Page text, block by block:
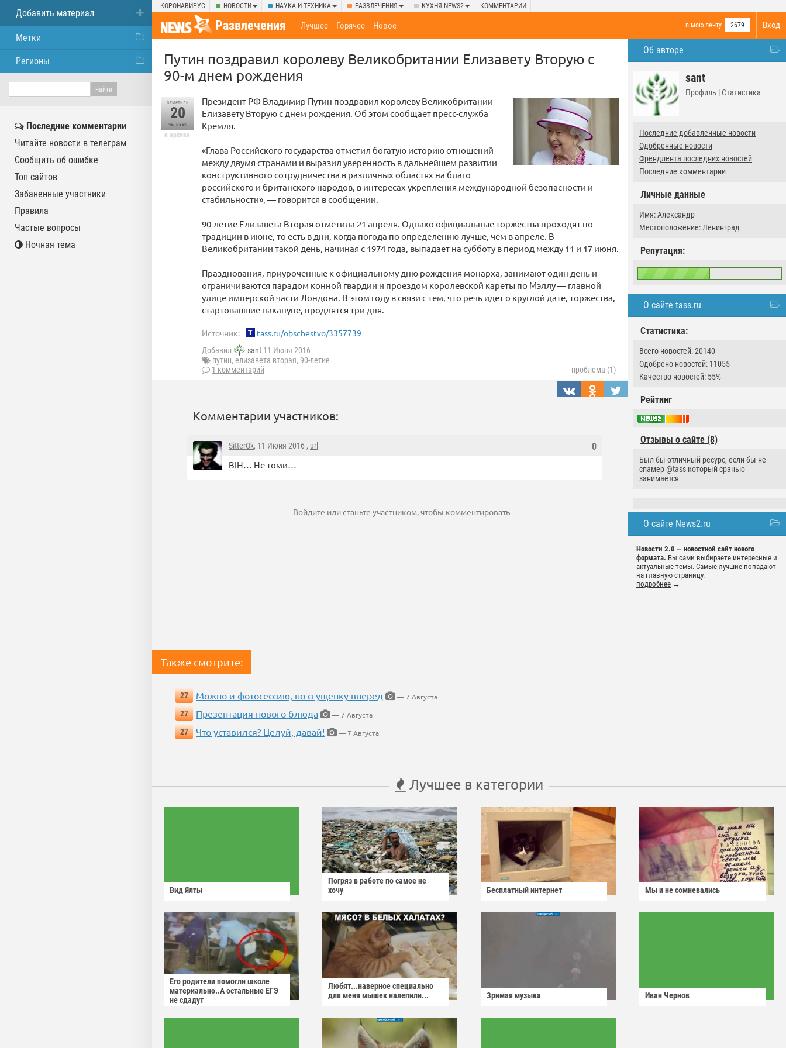
КОРОНАВИРУС НОВОСТИ НАУКА И ТЕХНИКА РАЗВЛЕЧЕНИЯ КУХНЯ NEWS2 КОММЕНТАРИИ
Вход
Развлечения в мою ленту 2679
Лучшее Горячее Новое
Об авторе
sant
Профиль | Статистика
Последние добавленные новости
Одобренные новости
Френдлента последних новостей
Последние комментарии
Личные данные
Имя: Александр
Местоположение: Ленинград
Репутация:
О сайте tass.ru
Статистика:
Всего новостей: 20140
Одобрено новостей: 11055
Качество новостей: 55%
Рейтинг
Отзывы о сайте (8)
Был бы отличный ресурс, если бы не
спамер @tass который сранью
занимается
О сайте News2.ru
Новости 2.0 — новостной сайт нового
формата. Вы сами выбираете интересные и
актуальные темы. Самые лучшие попадают
на главную страницу.
подробнее →
Путин поздравил королеву Великобритании Елизавету Вторую с
90-м днем рождения
отметили
20
человек
в архиве
Президент РФ Владимир Путин поздравил королеву Великобритании
Елизавету Вторую с днем рождения. Об этом сообщает пресс-служба
Кремля.
«Глава Российского государства отметил богатую историю отношений
между двумя странами и выразил уверенность в дальнейшем развитии
конструктивного сотрудничества в различных областях на благо
российского и британского народов, в интересах укрепления международной безопасности и
стабильности», — говорится в сообщении.
90-летие Елизавета Вторая отметила 21 апреля. Однако официальные торжества проходят по
традиции в июне, то есть в дни, когда погода по определению лучше, чем в апреле. В
Великобритании такой день, начиная с 1974 года, выпадает на субботу в период между 11 и 17 июня.
Празднования, приуроченные к официальному дню рождения монарха, занимают один день и
ограничиваются парадом конной гвардии и проездом королевской кареты по Мэллу — главной
улице имперской части Лондона. В этом году в связи с тем, что речь идет о круглой дате, торжества,
стартовавшие накануне, продлятся три дня.
Источник: tass.ru/obschestvo/3357739
Добавил sant 11 Июня 2016
путин, елизавета вторая, 90-летие
1 комментарий
проблема (1)
Комментарии участников:
0
SitterOk, 11 Июня 2016 , url
BIH… Не томи…
Войдите илистаньте участником, чтобы комментировать
Также смотрите:
27 Можно и фотосессию, но сгущенку вперед
— 7 Августа
27
Презентация нового блюда
— 7 Августа
27
Что уставился? Целуй, давай! — 7 Августа
Лучшее в категории
Вид Ялты
Погряз в работе по самое не
хочу
Бесплатный интернет Мы и не сомневались
Его родители помогли школе
материально..А остальные ЕГЭ
не сдадут
Любят...наверное специально
для меня мышек налепили...
Зримая музыка Иван Чернов
Добавить материал
Метки
Регионы
Последние комментарии
Читайте новости в телеграм
Сообщить об ошибке
Топ сайтов
Забаненные участники
Правила
Частые вопросы
Ночная тема